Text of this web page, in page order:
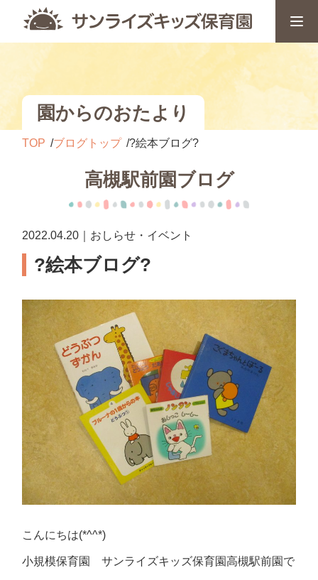
園からのおたより
TOP ブログトップ ?絵本ブログ?
高槻駅前園ブログ
2022.04.20｜おしらせ・イベント
?絵本ブログ?
こんにちは(*^^*)
小規模保育園 サンライズキッズ保育園高槻駅前園で